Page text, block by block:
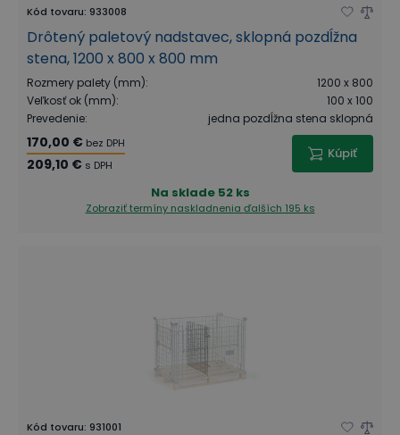
Kód tovaru: 933008
Drôtený paletový nadstavec, sklopná pozdĺžna
stena, 1200 x 800 x 800 mm
Rozmery palety (mm):
1200 x 800
Veľkosť ok (mm):
100 x 100
Prevedenie: jedna pozdĺžna stena sklopná
170,00 € bez DPH
209,10 € s DPH
Kúpiť
Na sklade 52 ks
Zobraziť termíny naskladnenia ďalších 195 ks
Kód tovaru: 931001